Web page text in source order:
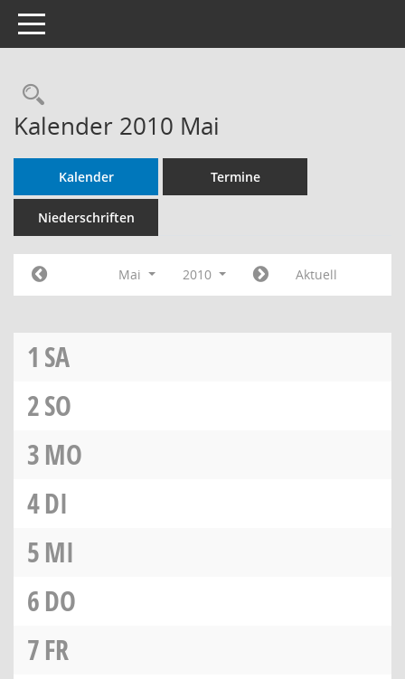
Toggle navigation
Rechercheauswahl
Kalender 2010 Mai
Kalender Termine
Niederschriften
Mai 2010 Aktuell
1 SA
2SO
3MO
4DI
5MI
6DO
7FR